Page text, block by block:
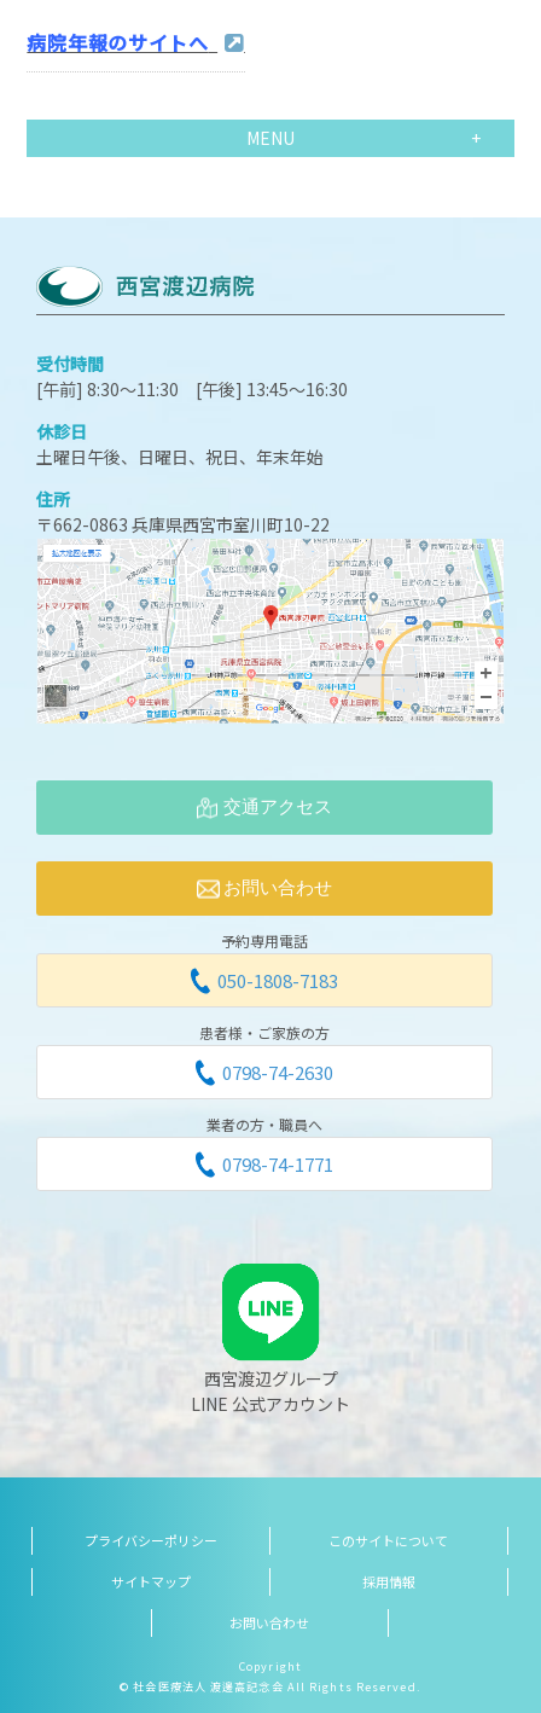
病院年報のサイトへ
MENU
受付時間
[午前] 8:30～11:30 [午後] 13:45～16:30
休診日
土曜日午後、日曜日、祝日、年末年始
住所
〒662-0863 兵庫県西宮市室川町10-22
交通アクセス
お問い合わせ
予約専用電話
050-1808-7183
患者様・ご家族の方
0798-74-2630
業者の方・職員へ
0798-74-1771
西宮渡辺グループ
LINE 公式アカウント
プライバシーポリシー このサイトについて
サイトマップ 採用情報
お問い合わせ
Copyright
© 社会医療法人 渡邊高記念会 All Rights Reserved.